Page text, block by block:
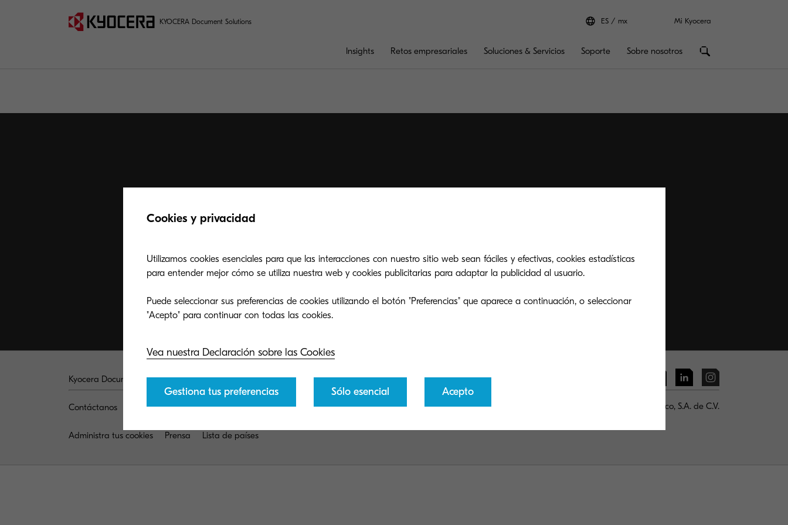
KYOCERA Document Solutions ES mx Mi Kyocera
Insights Retos empresariales Soluciones & Servicios Soporte Sobre nosotros
Kyocera Document Solutions Global
Contáctanos Privacidad y Cookies Solicitud de acceso a Datos Personales Condiciones de uso
Administra tus cookies Prensa Lista de países
©2026 KYOCERA Document Solutions México, S.A. de C.V.
Cookies y privacidad
Utilizamos cookies esenciales para que las interacciones con nuestro sitio web sean fáciles y efectivas, cookies estadísticas
para entender mejor cómo se utiliza nuestra web y cookies publicitarias para adaptar la publicidad al usuario.
Puede seleccionar sus preferencias de cookies utilizando el botón "Preferencias" que aparece a continuación, o seleccionar
"Acepto" para continuar con todas las cookies.
Vea nuestra Declaración sobre las Cookies
Gestiona tus preferencias Sólo esencial Acepto